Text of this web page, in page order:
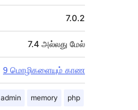
7.0.2
7.4 அல்லது மேல்
9 மொழிகளையும் காண
admin memory php